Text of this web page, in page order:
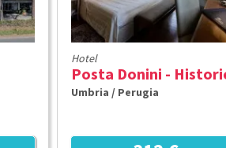
Hotel
Umbria / Perugia